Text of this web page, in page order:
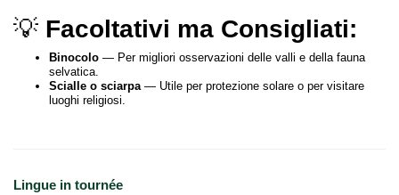
💡 Facoltativi ma Consigliati:
Binocolo — Per migliori osservazioni delle valli e della fauna
selvatica.
Scialle o sciarpa— Utile per protezione solare o per visitare
luoghi religiosi.
Lingue in tournée